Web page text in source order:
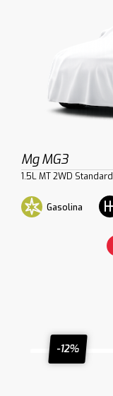
Mg MG3
1.5L MT 2WD Standard
Gasolina
-12%